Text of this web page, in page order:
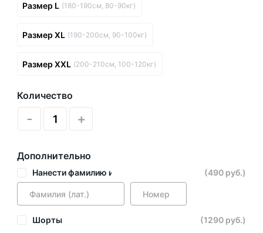
Размер L (180-190см, 80-90кг)
Размер XL (190-200см, 90-100кг)
Размер XXL (200-210см, 100-120кг)
Количество
- +
Дополнительно
Нанести фамилию и номер (490 руб.)
Шорты
(1290 руб.)